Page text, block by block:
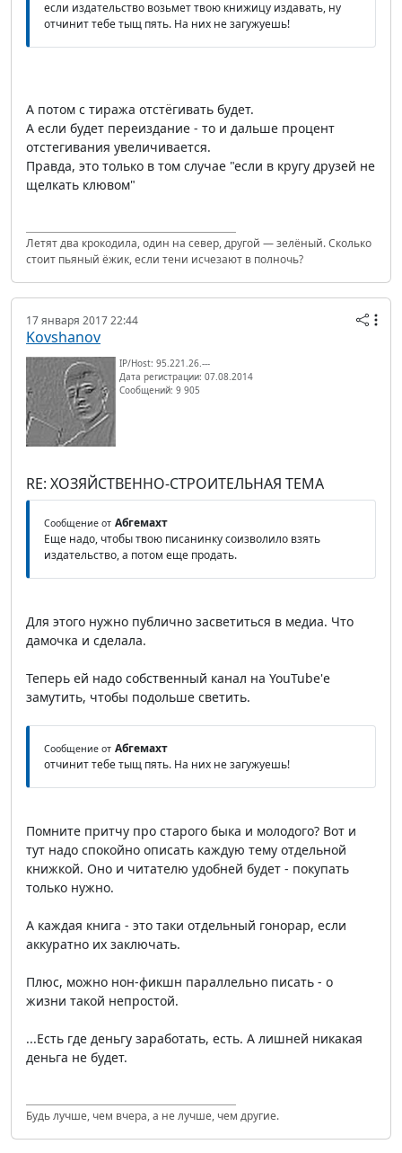
если издательство возьмет твою книжицу издавать, ну
отчинит тебе тыщ пять. На них не загужуешь!
А потом с тиража отстёгивать будет.
А если будет переиздание - то и дальше процент
отстегивания увеличивается.
Правда, это только в том случае "если в кругу друзей не
щелкать клювом"
Летят два крокодила, один на север, другой — зелёный. Сколько
стоит пьяный ёжик, если тени исчезают в полночь?
17 января 2017 22:44
Kovshanov
IP/Host: 95.221.26.---
Дата регистрации: 07.08.2014
Сообщений: 9 905
RE: ХОЗЯЙСТВЕННО-СТРОИТЕЛЬНАЯ ТЕМА
Сообщение от Абгемахт
Еще надо, чтобы твою писанинку соизволило взять
издательство, а потом еще продать.
Для этого нужно публично засветиться в медиа. Что
дамочка и сделала.
Теперь ей надо собственный канал на YouTube'е
замутить, чтобы подольше светить.
Сообщение от Абгемахт
отчинит тебе тыщ пять. На них не загужуешь!
Помните притчу про старого быка и молодого? Вот и
тут надо спокойно описать каждую тему отдельной
книжкой. Оно и читателю удобней будет - покупать
только нужно.
А каждая книга - это таки отдельный гонорар, если
аккуратно их заключать.
Плюс, можно нон-фикшн параллельно писать - о
жизни такой непростой.
...Есть где деньгу заработать, есть. А лишней никакая
деньга не будет.
Будь лучше, чем вчера, а не лучше, чем другие.